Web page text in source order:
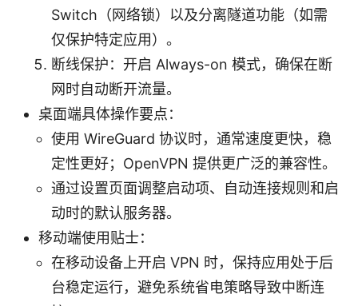
Switch（网络锁）以及分离隧道功能（如需
仅保护特定应用）。
断线保护：开启 Always-on 模式，确保在断
网时自动断开流量。
桌面端具体操作要点：
使用 WireGuard 协议时，通常速度更快，稳
定性更好；OpenVPN 提供更广泛的兼容性。
通过设置页面调整启动项、自动连接规则和启
动时的默认服务器。
移动端使用贴士：
在移动设备上开启 VPN 时，保持应用处于后
台稳定运行，避免系统省电策略导致中断连